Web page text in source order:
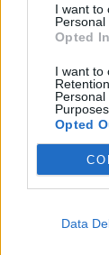
I want to
Personal
Opted In
I want to
Opted
Data